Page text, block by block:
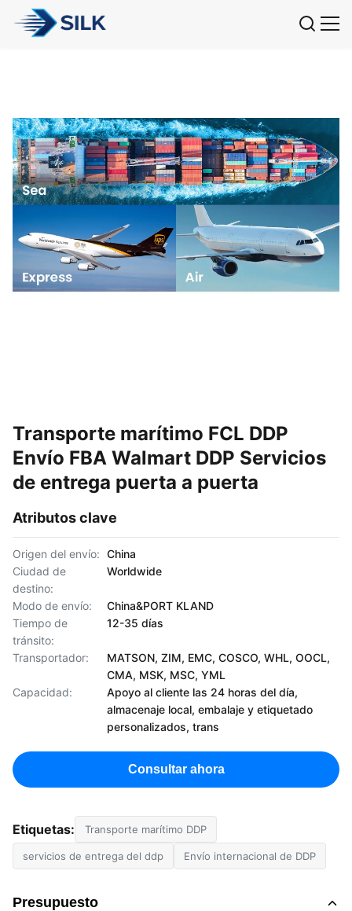
Transporte marítimo FCL DDP
Envío FBA Walmart DDP Servicios
de entrega puerta a puerta
Atributos clave
Origen del envío: China
Ciudad de
destino:
Worldwide
Modo de envío:
China&PORT KLAND
Tiempo de
tránsito:
12-35 días
Transportador:
MATSON, ZIM, EMC, COSCO, WHL, OOCL,
CMA, MSK, MSC, YML
Capacidad:
Apoyo al cliente las 24 horas del día,
almacenaje local, embalaje y etiquetado
personalizados, trans
Consultar ahora
Etiquetas: Transporte marítimo DDP
servicios de entrega del ddp Envío internacional de DDP
Presupuesto